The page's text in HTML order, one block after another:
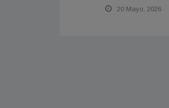
20 Mayo, 2026